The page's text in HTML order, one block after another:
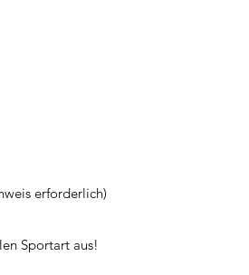
erforderlich)
Sportart aus!